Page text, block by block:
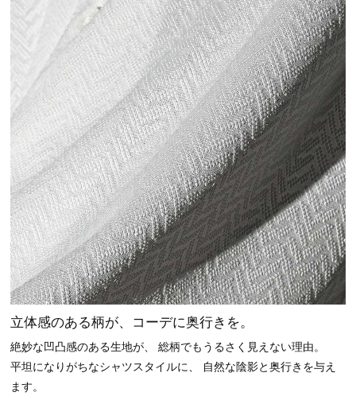
立体感のある柄が、コーデに奥行きを。
絶妙な凹凸感のある生地が、 総柄でもうるさく見えない理由。
平坦になりがちなシャツスタイルに、 自然な陰影と奥行きを与え
ます。